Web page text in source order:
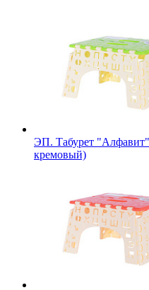
ЭП. Табурет "Алфавит"
кремовый)